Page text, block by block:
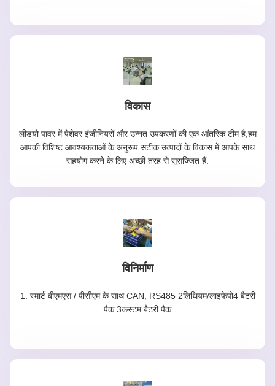
विकास
लीडयो पावर में पेशेवर इंजीनियरों और उन्नत उपकरणों की एक आंतरिक टीम है,हम
आपकी विशिष्ट आवश्यकताओं के अनुरूप सटीक उत्पादों के विकास में आपके साथ
सहयोग करने के लिए अच्छी तरह से सुसज्जित हैं.
विनिर्माण
1. स्मार्ट बीएमएस / पीसीएम के साथ CAN, RS485 2लिथियम/लाइफेपो4 बैटरी
पैक 3कस्टम बैटरी पैक